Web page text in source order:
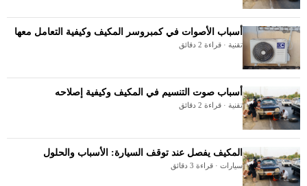
أسباب الأصوات في كمبروسر المكيف وكيفية التعامل معها
تقنية · قراءة 2 دقائق
أسباب صوت التنسيم في المكيف وكيفية إصلاحه
تقنية · قراءة 2 دقائق
المكيف يفصل عند توقف السيارة: الأسباب والحلول
سيارات · قراءة 3 دقائق